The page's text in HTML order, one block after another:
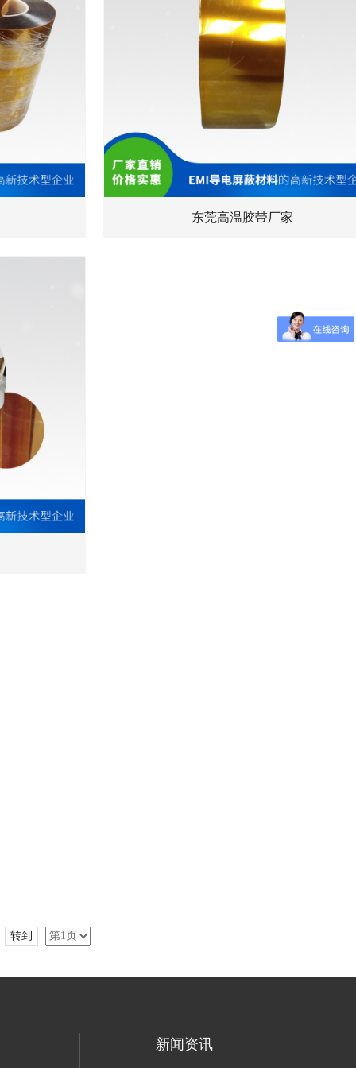
东莞高温胶带厂家
转到
新闻资讯